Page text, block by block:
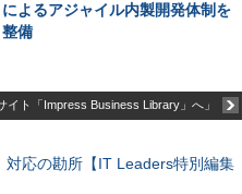
によるアジャイル内製開発体制を
整備
イト「Impress Business Library」へ」
応の勘所【IT Leaders特別編集